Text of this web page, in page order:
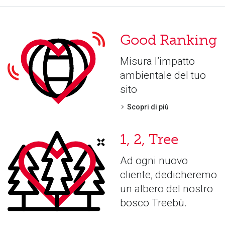
Good Ranking
Misura l’impatto
ambientale del tuo
sito
Scopri di più
1, 2, Tree
Ad ogni nuovo
cliente, dedicheremo
un albero del nostro
bosco Treebù.